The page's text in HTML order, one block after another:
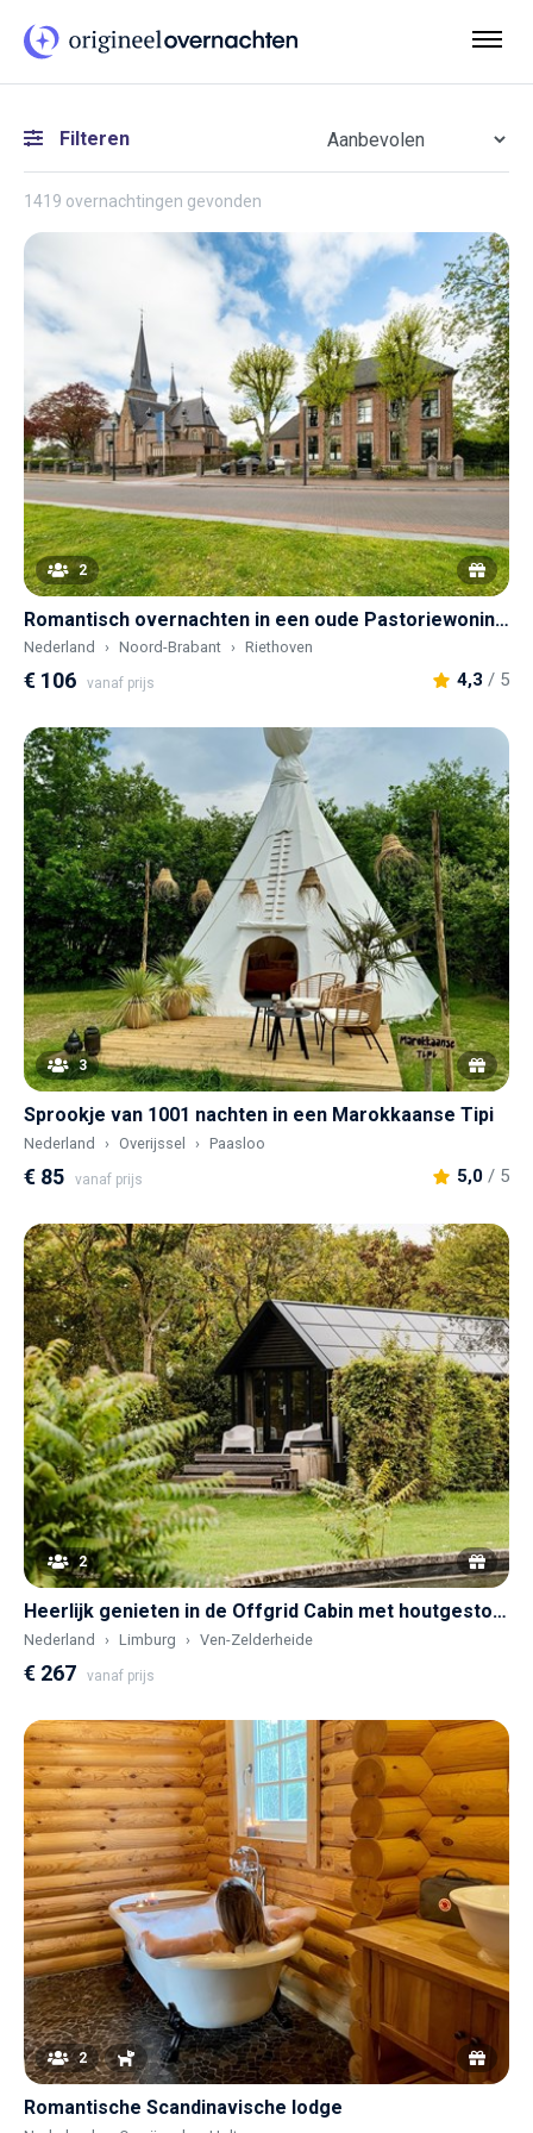
Filteren
1419 overnachtingen gevonden
2
Romantisch overnachten in een oude Pastoriewoning.
Nederland Noord-Brabant Riethoven
€ 106 vanaf prijs 4,3 / 5
3
Sprookje van 1001 nachten in een Marokkaanse Tipi
Nederland Overijssel Paasloo
€ 85 vanaf prijs 5,0 / 5
2
Heerlijk genieten in de Offgrid Cabin met houtgestookte hottub
Nederland Limburg Ven-Zelderheide
€ 267 vanaf prijs
2
Romantische Scandinavische lodge